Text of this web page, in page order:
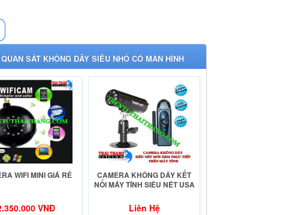
SÁT KHÔNG DÂY SIÊU NHỎ CÓ MÀN HÌNH
WIFI MINI GIÁ RẺ
VNĐ
CAMERA KHÔNG DÂY KẾT
NỐI MÁY TÍNH SIÊU NÉT USA
Liên Hệ